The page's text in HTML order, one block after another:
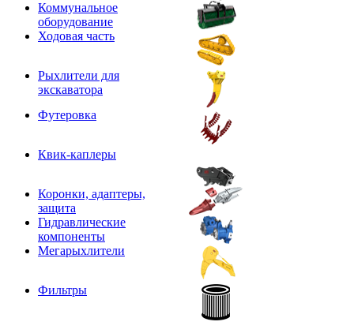
Коммунальное
оборудование
Ходовая часть
Рыхлители для
экскаватора
Футеровка
Квик-каплеры
Коронки, адаптеры,
защита
Гидравлические
компоненты
Мегарыхлители
Фильтры